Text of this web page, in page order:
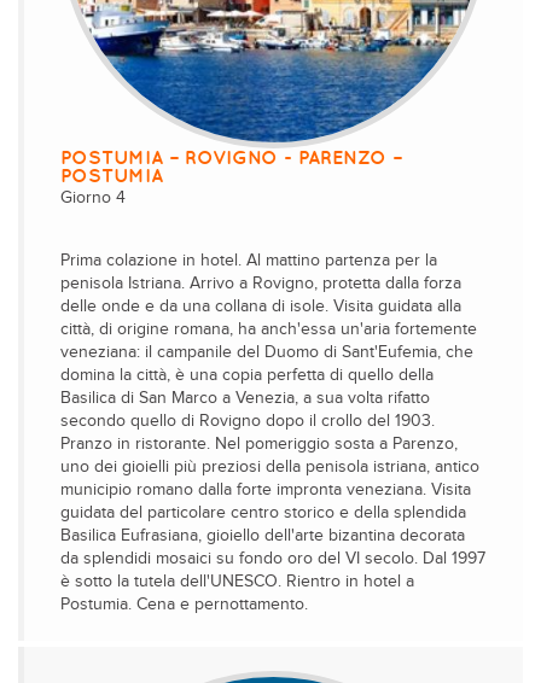
POSTUMIA – ROVIGNO - PARENZO –
POSTUMIA
Giorno 4
Prima colazione in hotel. Al mattino partenza per la
penisola Istriana. Arrivo a Rovigno, protetta dalla forza
delle onde e da una collana di isole. Visita guidata alla
città, di origine romana, ha anch'essa un'aria fortemente
veneziana: il campanile del Duomo di Sant'Eufemia, che
domina la città, è una copia perfetta di quello della
Basilica di San Marco a Venezia, a sua volta rifatto
secondo quello di Rovigno dopo il crollo del 1903.
Pranzo in ristorante. Nel pomeriggio sosta a Parenzo,
uno dei gioielli più preziosi della penisola istriana, antico
municipio romano dalla forte impronta veneziana. Visita
guidata del particolare centro storico e della splendida
Basilica Eufrasiana, gioiello dell'arte bizantina decorata
da splendidi mosaici su fondo oro del VI secolo. Dal 1997
è sotto la tutela dell'UNESCO. Rientro in hotel a
Postumia. Cena e pernottamento.